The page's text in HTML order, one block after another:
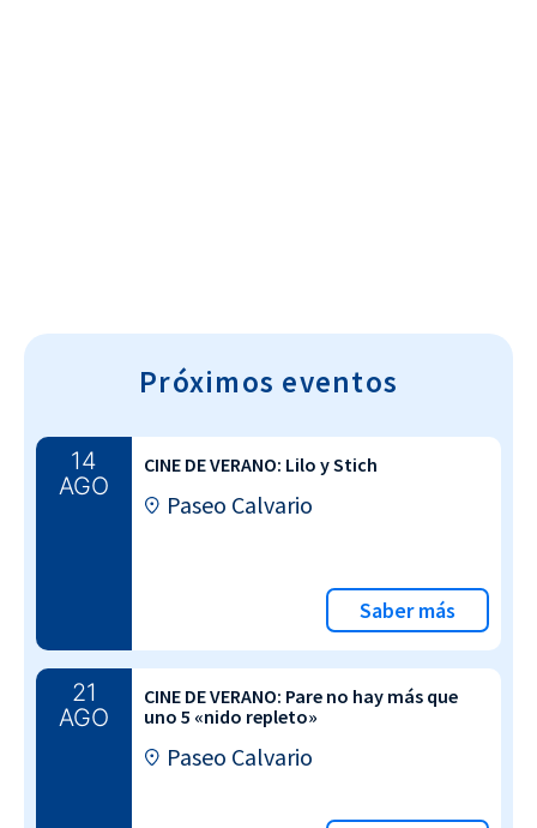
Próximos eventos
14
AGO
CINE DE VERANO: Lilo y Stich
Paseo Calvario
Saber más
21
AGO
CINE DE VERANO: Pare no hay más que
uno 5 «nido repleto»
Paseo Calvario